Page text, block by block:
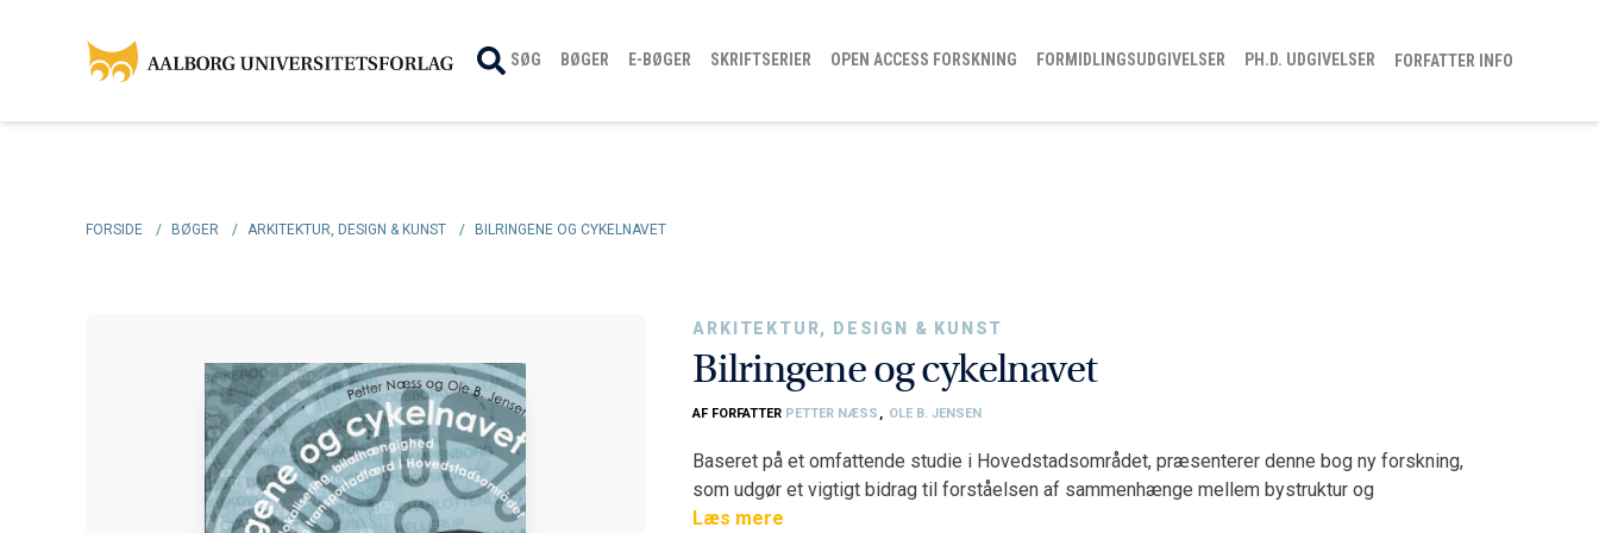
SØG BØGER E-BØGER SKRIFTSERIER OPEN ACCESS FORSKNING FORMIDLINGSUDGIVELSER PH.D. UDGIVELSER FORFATTER INFO
FORSIDE / BØGER / ARKITEKTUR, DESIGN & KUNST / BILRINGENE OG CYKELNAVET
ARKITEKTUR, DESIGN & KUNST
Bilringene og cykelnavet
AF FORFATTER PETTER NÆSS, OLE B. JENSEN
Baseret på et omfattende studie i Hovedstadsområdet, præsenterer denne bog ny forskning,
som udgør et vigtigt bidrag til forståelsen af sammenhænge mellem bystruktur og
transportadfærd. På vigtige måder graver dette studie nogle spadestik dybere end tidligere
Læs mere